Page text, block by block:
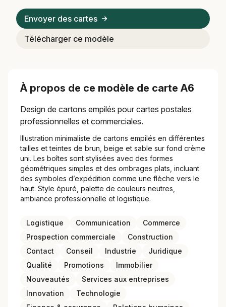
Envoyer des cartes
Télécharger ce modèle
À propos de ce modèle de carte A6
Design de cartons empilés pour cartes postales
professionnelles et commerciales.
Illustration minimaliste de cartons empilés en différentes
tailles et teintes de brun, beige et sable sur fond crème
uni. Les boîtes sont stylisées avec des formes
géométriques simples et des ombrages plats, incluant
des symboles d’expédition comme une flèche vers le
haut. Style épuré, palette de couleurs neutres,
ambiance professionnelle et logistique.
Logistique Communication
Commerce
Prospection commerciale
Construction
Contact
Conseil Industrie
Juridique
Qualité
Promotions
Immobilier
Nouveautés
Services aux entreprises
Innovation
Technologie